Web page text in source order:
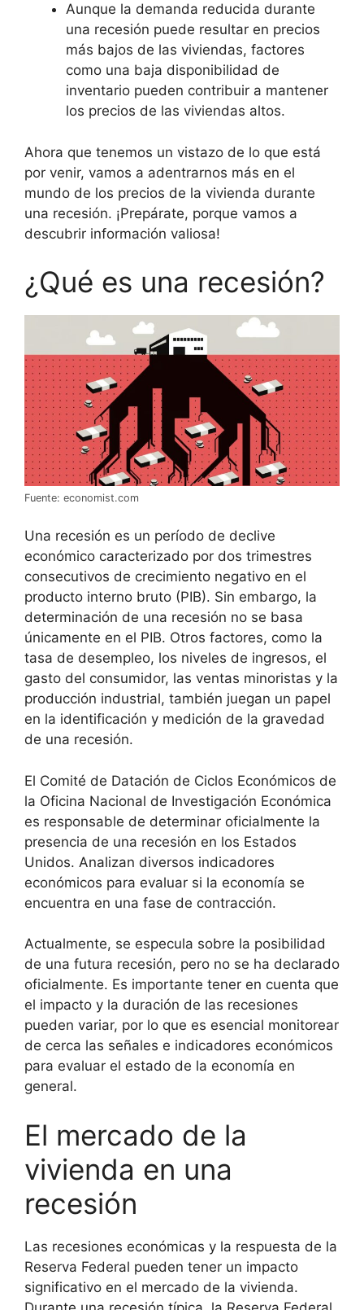
Aunque la demanda reducida durante
una recesión puede resultar en precios
más bajos de las viviendas, factores
como una baja disponibilidad de
inventario pueden contribuir a mantener
los precios de las viviendas altos.
Ahora que tenemos un vistazo de lo que está
por venir, vamos a adentrarnos más en el
mundo de los precios de la vivienda durante
una recesión. ¡Prepárate, porque vamos a
descubrir información valiosa!
¿Qué es una recesión?
Fuente: economist.com
Una recesión es un período de declive
económico caracterizado por dos trimestres
consecutivos de crecimiento negativo en el
producto interno bruto (PIB). Sin embargo, la
determinación de una recesión no se basa
únicamente en el PIB. Otros factores, como la
tasa de desempleo, los niveles de ingresos, el
gasto del consumidor, las ventas minoristas y la
producción industrial, también juegan un papel
en la identificación y medición de la gravedad
de una recesión.
El Comité de Datación de Ciclos Económicos de
la Oficina Nacional de Investigación Económica
es responsable de determinar oficialmente la
presencia de una recesión en los Estados
Unidos. Analizan diversos indicadores
económicos para evaluar si la economía se
encuentra en una fase de contracción.
Actualmente, se especula sobre la posibilidad
de una futura recesión, pero no se ha declarado
oficialmente. Es importante tener en cuenta que
el impacto y la duración de las recesiones
pueden variar, por lo que es esencial monitorear
de cerca las señales e indicadores económicos
para evaluar el estado de la economía en
general.
El mercado de la
vivienda en una
recesión
Las recesiones económicas y la respuesta de la
Reserva Federal pueden tener un impacto
significativo en el mercado de la vivienda.